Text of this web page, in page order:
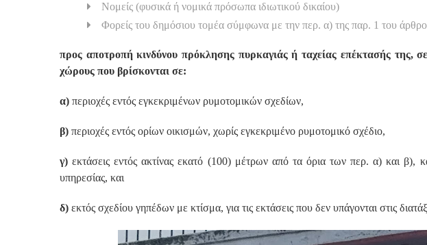
Νομείς (φυσικά ή νομικά πρόσωπα ιδιωτικού δικαίου)
Φορείς του δημόσιου τομέα σύμφωνα με την περ. α) της παρ. 1 του
προς αποτροπή κινδύνου πρόκλησης πυρκαγιάς ή ταχείας επέκτασής της,
χώρους που βρίσκονται σε:
α) περιοχές εντός εγκεκριμένων ρυμοτομικών σχεδίων,
β) περιοχές εντός ορίων οικισμών, χωρίς εγκεκριμένο ρυμοτομικό σχέδιο,
γ) εκτάσεις εντός ακτίνας εκατό (100) μέτρων από τα όρια των περ. α) και β),
υπηρεσίας, και
δ) εκτός σχεδίου γηπέδων με κτίσμα, για τις εκτάσεις που δεν υπάγονται στις